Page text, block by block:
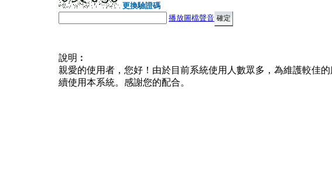
更換驗證碼
播放圖檔聲音
說明︰
親愛的使用者，您好！由於目前系統使用人數眾多，為維護較佳
續使用本系統。感謝您的配合。